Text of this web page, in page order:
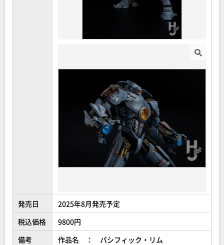
発売日
2025年8月発売予定
税込価格
9800円
備考
作品名 ： パシフィック・リム